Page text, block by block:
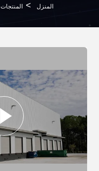
المنزل > المنتجات